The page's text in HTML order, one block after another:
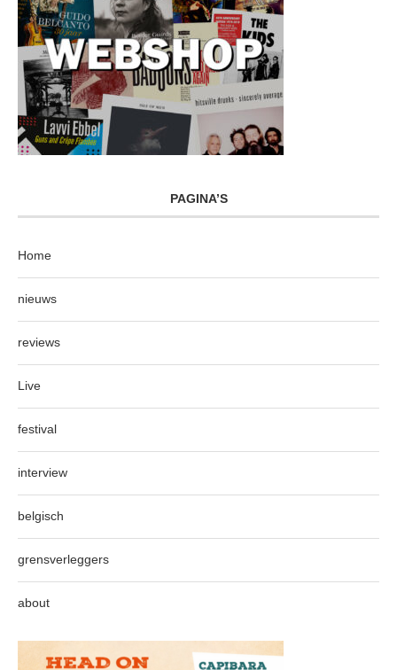
PAGINA’S
Home
nieuws
reviews
Live
festival
interview
belgisch
grensverleggers
about